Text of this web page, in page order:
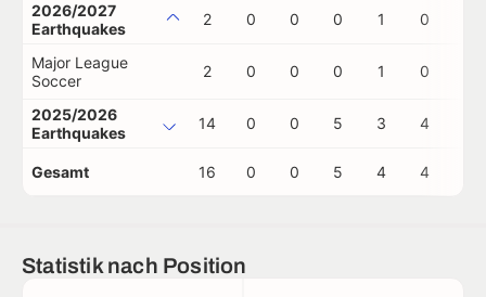
2026/2027
Earthquakes
2 0 0 0 1 0
Major League
Soccer
2 0 0 0 1 0
2025/2026
Earthquakes
14 0 0 5 3 4
Gesamt 16 0 0 5 4 4
Statistik nach Position